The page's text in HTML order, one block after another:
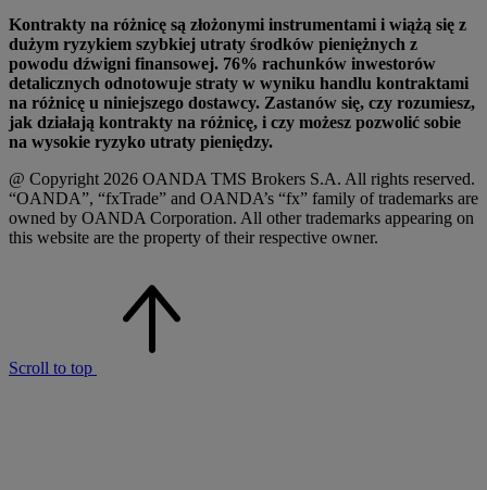
Kontrakty na różnicę są złożonymi instrumentami i wiążą się z
dużym ryzykiem szybkiej utraty środków pieniężnych z
powodu dźwigni finansowej. 76% rachunków inwestorów
detalicznych odnotowuje straty w wyniku handlu kontraktami
na różnicę u niniejszego dostawcy. Zastanów się, czy rozumiesz,
jak działają kontrakty na różnicę, i czy możesz pozwolić sobie
na wysokie ryzyko utraty pieniędzy.
@ Copyright 2026 OANDA TMS Brokers S.A. All rights reserved.
“OANDA”, “fxTrade” and OANDA’s “fx” family of trademarks are
owned by OANDA Corporation. All other trademarks appearing on
this website are the property of their respective owner.
Scroll to top